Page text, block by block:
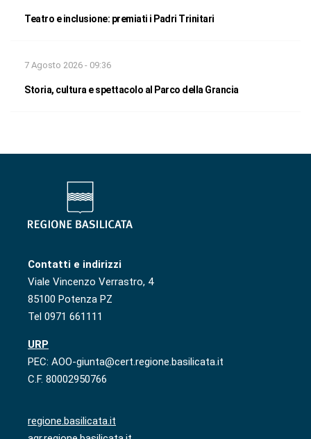
Teatro e inclusione: premiati i Padri Trinitari
7 Agosto 2026 - 09:36
Storia, cultura e spettacolo al Parco della Grancia
Contatti e indirizzi
Viale Vincenzo Verrastro, 4
85100 Potenza PZ
Tel 0971 661111
URP
PEC: AOO-giunta@cert.regione.basilicata.it
C.F. 80002950766
regione.basilicata.it